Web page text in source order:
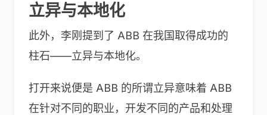
立异与本地化
此外，李刚提到了 ABB 在我国取得成功的
柱石——立异与本地化。
打开来说便是 ABB 的所谓立异意味着 ABB
在针对不同的职业，开发不同的产品和处理